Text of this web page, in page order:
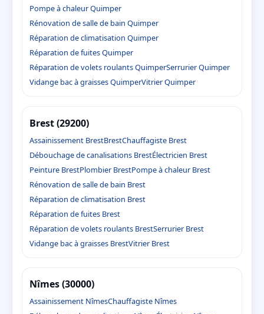
Pompe à chaleur Quimper
Rénovation de salle de bain Quimper
Réparation de climatisation Quimper
Réparation de fuites Quimper
Réparation de volets roulants QuimperSerrurier Quimper
Vidange bac à graisses QuimperVitrier Quimper
Brest (29200)
Assainissement BrestBrestChauffagiste Brest
Débouchage de canalisations BrestÉlectricien Brest
Peinture BrestPlombier BrestPompe à chaleur Brest
Rénovation de salle de bain Brest
Réparation de climatisation Brest
Réparation de fuites Brest
Réparation de volets roulants BrestSerrurier Brest
Vidange bac à graisses BrestVitrier Brest
Nîmes (30000)
Assainissement NîmesChauffagiste Nîmes